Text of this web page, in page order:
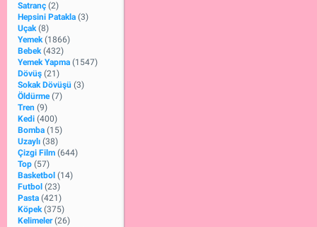
Satranç (2)
Hepsini Patakla (3)
Uçak (8)
Yemek (1866)
Bebek (432)
Yemek Yapma (1547)
Dövüş (21)
Sokak Dövüşü (3)
Öldürme (7)
Tren (9)
Kedi (400)
Bomba (15)
Uzaylı (38)
Çizgi Film (644)
Top (57)
Basketbol (14)
Futbol (23)
Pasta (421)
Köpek (375)
Kelimeler (26)